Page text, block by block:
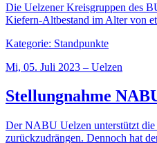
Die Uelzener Kreisgruppen des
Kiefern-Altbestand im Alter von
Kategorie: Standpunkte
Mi, 05. Juli 2023 – Uelzen
Stellungnahme
Der NABU Uelzen unterstützt die
zurückzudrängen. Dennoch hat